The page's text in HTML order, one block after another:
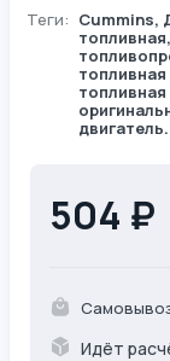
Теги: Cummins,
двигатель.
504 ₽
Идёт